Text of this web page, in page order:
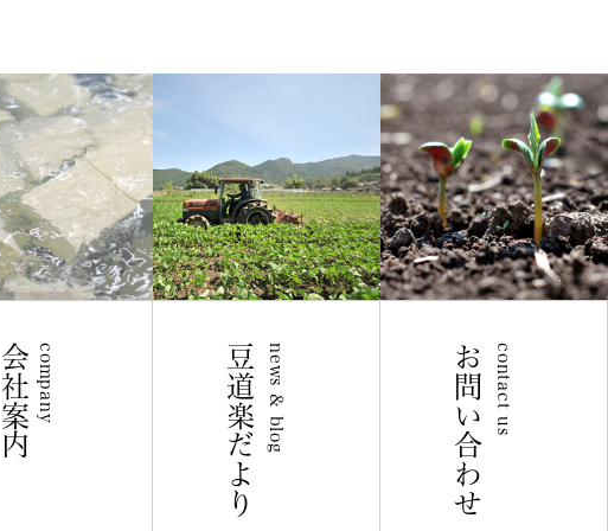
company
会社案内 news & blog
豆道楽だより contact us
お問い合わせ